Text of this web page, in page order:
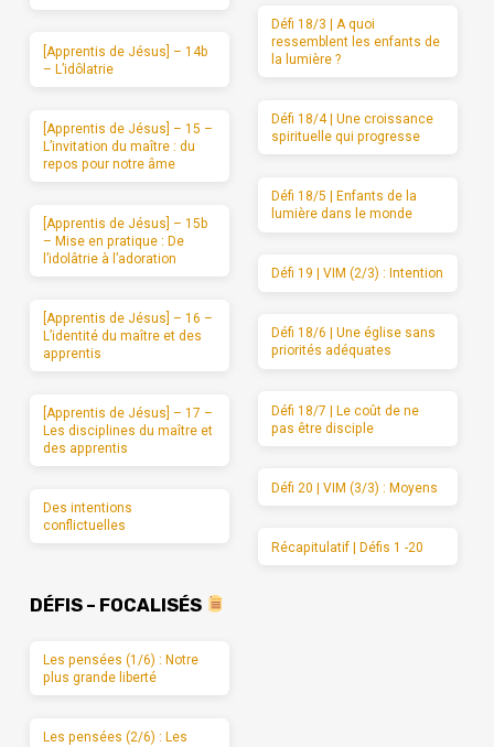
[Apprentis de Jésus] – 14b
– L’idôlatrie
[Apprentis de Jésus] – 15 –
L’invitation du maître : du
repos pour notre âme
[Apprentis de Jésus] – 15b
– Mise en pratique : De
l’idolâtrie à l’adoration
[Apprentis de Jésus] – 16 –
L’identité du maître et des
apprentis
[Apprentis de Jésus] – 17 –
Les disciplines du maître et
des apprentis
Des intentions
conflictuelles
Défi 18/3 | A quoi
ressemblent les enfants de
la lumière ?
Défi 18/4 | Une croissance
spirituelle qui progresse
Défi 18/5 | Enfants de la
lumière dans le monde
Défi 19 | VIM (2/3) : Intention
Défi 18/6 | Une église sans
priorités adéquates
Défi 18/7 | Le coût de ne
pas être disciple
Défi 20 | VIM (3/3) : Moyens
Récapitulatif | Défis 1 -20
DÉFIS – FOCALISÉS
Les pensées (1/6) : Notre
plus grande liberté
Les pensées (2/6) : Les